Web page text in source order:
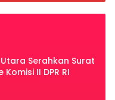
Utara Serahkan Surat
II DPR RI